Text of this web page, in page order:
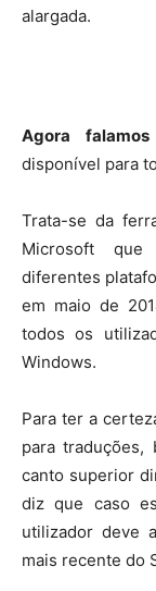
alargada.
Agora falamos
disponível para
Trata-se da
Microsoft que
diferentes
em maio de
todos os
Windows.
Para ter a
para traduções,
canto superior
diz que caso
utilizador deve
mais recente do